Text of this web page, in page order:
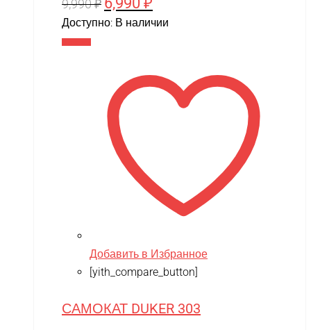
9,990₽
цена
цена:
Доступно: В наличии
Добавить в Избранное
[yith_compare_button]
САМОКАТ DUKER 303